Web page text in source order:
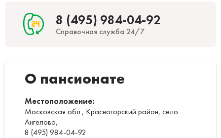
8 (495) 984-04-92
Справочная служба 24/7
О пансионате
Местоположение:
Московская обл., Красногорский район, село
Ангелово,
8 (495) 984-04-92